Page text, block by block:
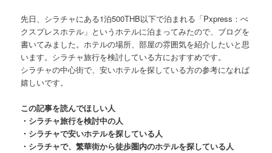
先日、シラチャにある1泊500THB以下で泊まれる「Pxpress：ぺ
クスプレスホテル」というホテルに泊まってみたので、ブログを
書いてみました。ホテルの場所、部屋の雰囲気を紹介したいと思
います。シラチャ旅行を検討している方におすすめです。
シラチャの中心街で、安いホテルを探している方の参考になれば
嬉しいです。
この記事を読んでほしい人
・シラチャ旅行を検討中の人
・シラチャで安いホテルを探している人
・シラチャで、繁華街から徒歩圏内のホテルを探している人